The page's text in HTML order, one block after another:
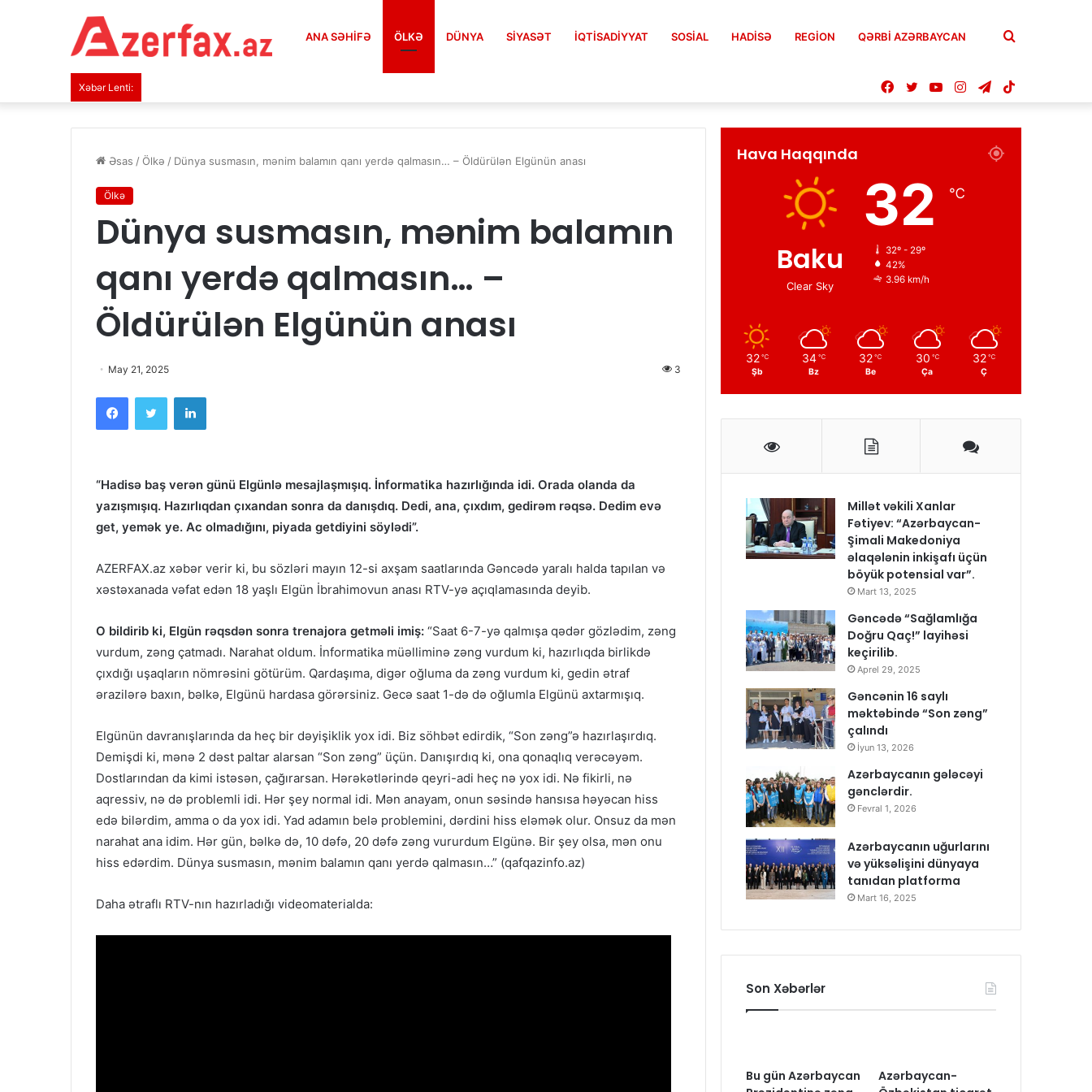
ANA SƏHIFƏ ÖLKƏ DÜNYA SIYASƏT İQTISADIYYAT SOSIAL HADISƏ REGION QƏRBİ AZƏRBAYCAN Axtar
Xəbər Lenti: Telegram
Instagram
YouTube
Twitter
Facebook
Əsas /Ölkə / Dünya susmasın, mənim balamın qanı yerdə qalmasın… – Öldürülən Elgünün anası
Ölkə
Dünya susmasın, mənim balamın
qanı yerdə qalmasın… –
Öldürülən Elgünün anası
May 21, 2025 3
FacebookTwitter LinkedIn
“Hadisə baş verən günü Elgünlə mesajlaşmışıq. İnformatika hazırlığında idi. Orada olanda da
yazışmışıq. Hazırlıqdan çıxandan sonra da danışdıq. Dedi, ana, çıxdım, gedirəm rəqsə. Dedim evə
get, yemək ye. Ac olmadığını, piyada getdiyini söylədi”.
AZERFAX.az xəbər verir ki, bu sözləri mayın 12-si axşam saatlarında Gəncədə yaralı halda tapılan və
xəstəxanada vəfat edən 18 yaşlı Elgün İbrahimovun anası RTV-yə açıqlamasında deyib.
O bildirib ki, Elgün rəqsdən sonra trenajora getməli imiş: “Saat 6-7-yə qalmışa qədər gözlədim, zəng
vurdum, zəng çatmadı. Narahat oldum. İnformatika müəlliminə zəng vurdum ki, hazırlıqda birlikdə
çıxdığı uşaqların nömrəsini götürüm. Qardaşıma, digər oğluma da zəng vurdum ki, gedin ətraf
ərazilərə baxın, bəlkə, Elgünü hardasa görərsiniz. Gecə saat 1-də də oğlumla Elgünü axtarmışıq.
Elgünün davranışlarında da heç bir dəyişiklik yox idi. Biz söhbət edirdik, “Son zəng”ə hazırlaşırdıq.
Demişdi ki, mənə 2 dəst paltar alarsan “Son zəng” üçün. Danışırdıq ki, ona qonaqlıq verəcəyəm.
Dostlarından da kimi istəsən, çağırarsan. Hərəkətlərində qeyri-adi heç nə yox idi. Nə fikirli, nə
aqressiv, nə də problemli idi. Hər şey normal idi. Mən anayam, onun səsində hansısa həyəcan hiss
edə bilərdim, amma o da yox idi. Yad adamın belə problemini, dərdini hiss eləmək olur. Onsuz da mən
narahat ana idim. Hər gün, bəlkə də, 10 dəfə, 20 dəfə zəng vururdum Elgünə. Bir şey olsa, mən onu
hiss edərdim. Dünya susmasın, mənim balamın qanı yerdə qalmasın…” (qafqazinfo.az)
Daha ətraflı RTV-nın hazırladığı videomaterialda:
Hava Haqqında
Baku
Clear Sky
32 ℃
32º - 29º
42%
3.96 km/h
32 ℃
Şb
34 ℃
Bz
32 ℃
Be
30 ℃
Ça
32 ℃
Ç
Millət vəkili Xanlar
Fətiyev: “Azərbaycan-
Şimali Makedoniya
əlaqələnin inkişafı üçün
böyük potensial var”.
Mart 13, 2025
Gəncədə “Sağlamlığa
Doğru Qaç!” layihəsi
keçirilib.
Aprel 29, 2025
Gəncənin 16 saylı
məktəbində “Son zəng”
çalındı
İyun 13, 2026
Azərbaycanın gələcəyi
gənclərdir.
Fevral 1, 2026
Azərbaycanın uğurlarını
və yüksəlişini dünyaya
tanıdan platforma
Mart 16, 2025
Son Xəbərlər
Bu gün Azərbaycan
Azərbaycan-